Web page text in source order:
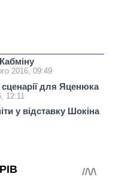
2016, 09:49
для Яценюка
12:11
у відставку Шокіна